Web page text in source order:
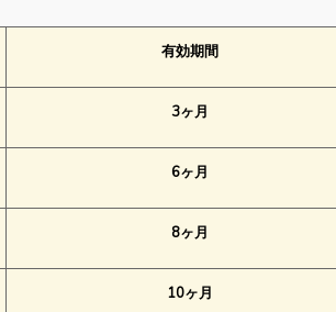
有効期間
3ヶ月
6ヶ月
8ヶ月
10ヶ月